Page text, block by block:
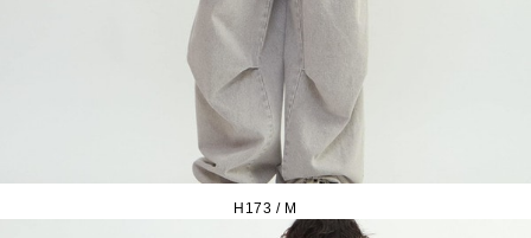
H173 / M